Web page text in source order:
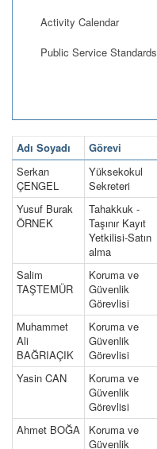
Activity Calendar
Public Service Standards
Adı Soyadı Görevi
Serkan
ÇENGEL
Yüksekokul
Sekreteri
Yusuf Burak
ÖRNEK
Tahakkuk -
Taşınır Kayıt
Yetkilisi-Satın
alma
Salim
TAŞTEMÜR
Koruma ve
Güvenlik
Görevlisi
Muhammet
Ali
BAĞRIAÇIK
Koruma ve
Güvenlik
Görevlisi
Yasin CAN
Koruma ve
Güvenlik
Görevlisi
Ahmet BOĞA
Koruma ve
Güvenlik